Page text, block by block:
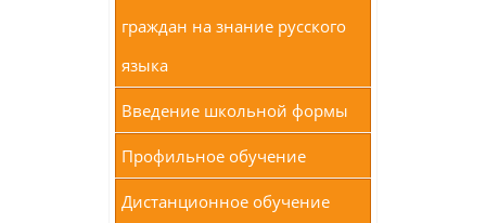
граждан на знание русского
языка
Введение школьной формы
Профильное обучение
Дистанционное обучение